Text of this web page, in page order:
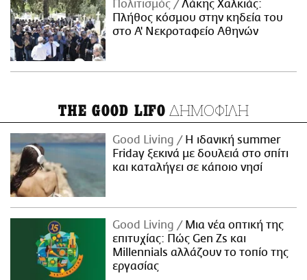
Πολιτισμός
Λάκης Χαλκιάς:
Πλήθος κόσμου στην κηδεία του
στο Α' Νεκροταφείο Αθηνών
THE GOOD LIFO ΔΗΜΟΦΙΛΗ
Good Living
Η ιδανική summer
Friday ξεκινά με δουλειά στο σπίτι
και καταλήγει σε κάποιο νησί
Good Living
Μια νέα οπτική της
επιτυχίας: Πώς Gen Zs και
Millennials αλλάζουν το τοπίο της
εργασίας